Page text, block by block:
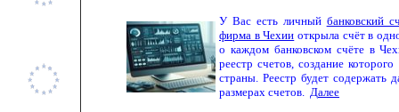
У Вас есть личный банковский
фирма в Чехии открыла счёт в
о каждом банковском счёте в
реестр счетов, создание
страны. Реестр будет содержать
размерах счетов. Далее